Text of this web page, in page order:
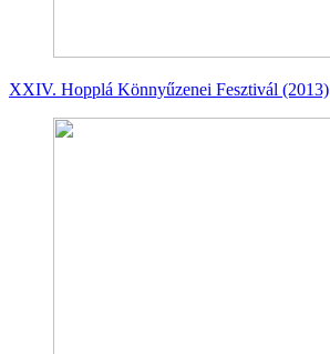
XXIV. Hopplá Könnyűzenei Fesztivál (2013)